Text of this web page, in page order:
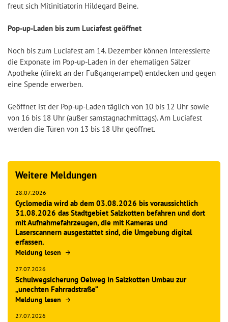
freut sich Mitinitiatorin Hildegard Beine.
Pop-up-Laden bis zum Luciafest geöffnet
Noch bis zum Luciafest am 14. Dezember können Interessierte
die Exponate im Pop-up-Laden in der ehemaligen Sälzer
Apotheke (direkt an der Fußgängerampel) entdecken und gegen
eine Spende erwerben.
Geöffnet ist der Pop-up-Laden täglich von 10 bis 12 Uhr sowie
von 16 bis 18 Uhr (außer samstagnachmittags). Am Luciafest
werden die Türen von 13 bis 18 Uhr geöffnet.
Weitere Meldungen
28.07.2026
Cyclomedia wird ab dem 03.08.2026 bis voraussichtlich
31.08.2026 das Stadtgebiet Salzkotten befahren und dort
mit Aufnahmefahrzeugen, die mit Kameras und
Laserscannern ausgestattet sind, die Umgebung digital
erfassen.
Meldung lesen
27.07.2026
Schulwegsicherung Oelweg in Salzkotten Umbau zur
„unechten Fahrradstraße“
Meldung lesen
27.07.2026